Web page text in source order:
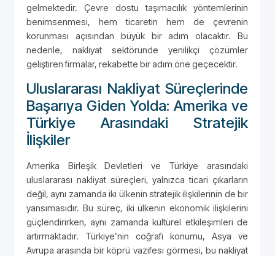
gelmektedir. Çevre dostu taşımacılık yöntemlerinin
benimsenmesi, hem ticaretin hem de çevrenin
korunması açısından büyük bir adım olacaktır. Bu
nedenle, nakliyat sektöründe yenilikçi çözümler
geliştiren firmalar, rekabette bir adım öne geçecektir.
Uluslararası Nakliyat Süreçlerinde
Başarıya Giden Yolda: Amerika ve
Türkiye Arasındaki Stratejik
İlişkiler
Amerika Birleşik Devletleri ve Türkiye arasındaki
uluslararası nakliyat süreçleri, yalnızca ticari çıkarların
değil, aynı zamanda iki ülkenin stratejik ilişkilerinin de bir
yansımasıdır. Bu süreç, iki ülkenin ekonomik ilişkilerini
güçlendirirken, aynı zamanda kültürel etkileşimleri de
artırmaktadır. Türkiye’nin coğrafi konumu, Asya ve
Avrupa arasında bir köprü vazifesi görmesi, bu nakliyat